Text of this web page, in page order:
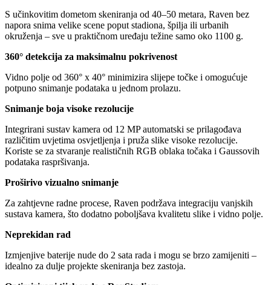
S učinkovitim dometom skeniranja od 40–50 metara, Raven bez
napora snima velike scene poput stadiona, špilja ili urbanih
okruženja – sve u praktičnom uređaju težine samo oko 1100 g.
360° detekcija za maksimalnu pokrivenost
Vidno polje od 360° x 40° minimizira slijepe točke i omogućuje
potpuno snimanje podataka u jednom prolazu.
Snimanje boja visoke rezolucije
Integrirani sustav kamera od 12 MP automatski se prilagođava
različitim uvjetima osvjetljenja i pruža slike visoke rezolucije.
Koriste se za stvaranje realističnih RGB oblaka točaka i Gaussovih
podataka raspršivanja.
Proširivo vizualno snimanje
Za zahtjevne radne procese, Raven podržava integraciju vanjskih
sustava kamera, što dodatno poboljšava kvalitetu slike i vidno polje.
Neprekidan rad
Izmjenjive baterije nude do 2 sata rada i mogu se brzo zamijeniti –
idealno za dulje projekte skeniranja bez zastoja.